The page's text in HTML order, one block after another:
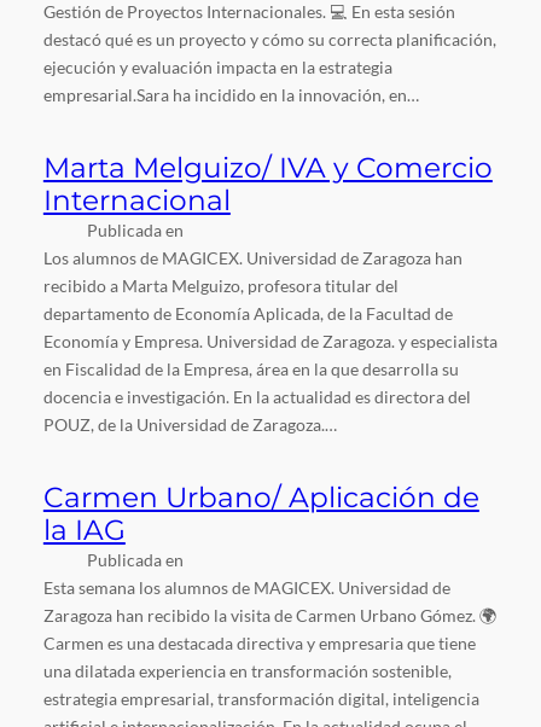
Gestión de Proyectos Internacionales. 💻 En esta sesión
destacó qué es un proyecto y cómo su correcta planificación,
ejecución y evaluación impacta en la estrategia
empresarial.Sara ha incidido en la innovación, en…
Marta Melguizo/ IVA y Comercio
Internacional
Publicada en
Los alumnos de MAGICEX. Universidad de Zaragoza han
recibido a Marta Melguizo, profesora titular del
departamento de Economía Aplicada, de la Facultad de
Economía y Empresa. Universidad de Zaragoza. y especialista
en Fiscalidad de la Empresa, área en la que desarrolla su
docencia e investigación. En la actualidad es directora del
POUZ, de la Universidad de Zaragoza.…
Carmen Urbano/ Aplicación de
la IAG
Publicada en
Esta semana los alumnos de MAGICEX. Universidad de
Zaragoza han recibido la visita de Carmen Urbano Gómez. 🌍
Carmen es una destacada directiva y empresaria que tiene
una dilatada experiencia en transformación sostenible,
estrategia empresarial, transformación digital, inteligencia